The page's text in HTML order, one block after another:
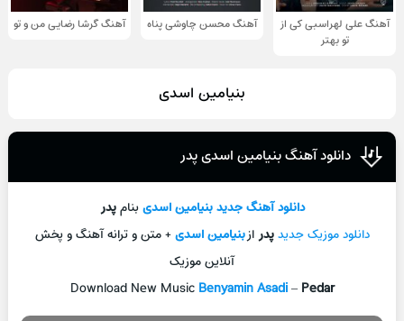
آهنگ علی لهراسبی کی از
تو ‌بهتر
آهنگ محسن چاوشی پناه آهنگ گرشا رضایی من و تو
بنیامین اسدی
دانلود آهنگ بنیامین اسدی پدر
دانلود آهنگ جديدبنیامین اسدیبنامپدر
دانلود موزیک جديدپدرازبنیامین اسدی+ متن و ترانه آهنگ و پخش
آنلاين موزيک
Download New Music Benyamin Asadi– Pedar